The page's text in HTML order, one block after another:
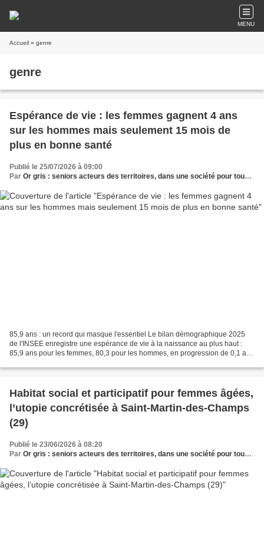
MENU
Accueil » genre
genre
Espérance de vie : les femmes gagnent 4 ans
sur les hommes mais seulement 15 mois de
plus en bonne santé
Publié le 25/07/2026 à 09:00
Par Or gris : seniors acteurs des territoires, dans une société pour tous les âges
85,9 ans : un record qui masque l'essentiel Le bilan démographique 2025
de l'INSEE enregistre une espérance de vie à la naissance au plus haut :
85,9 ans pour les femmes, 80,3 pour les hommes, en progression de 0,1 an
Habitat social et participatif pour femmes âgées,
l’utopie concrétisée à Saint-Martin-des-Champs
(29)
Publié le 23/06/2026 à 08:20
Par Or gris : seniors acteurs des territoires, dans une société pour tous les âges